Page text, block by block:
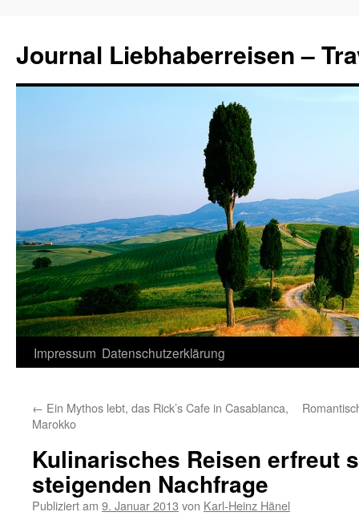
Journal Liebhaberreisen –
Zum
springen
Impressum Datenschutzerklärung
← Ein Mythos lebt, das Rick’s Cafe in Casablanca,
Marokko
Kulinarisches Reisen erfreut
steigenden Nachfrage
Publiziert am 9. Januar 2013 von Karl-Heinz Hänel